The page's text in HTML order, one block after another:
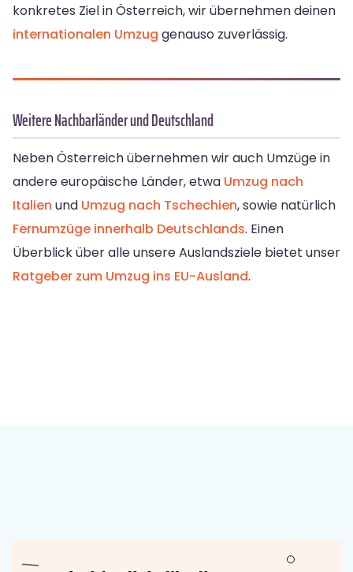
konkretes Ziel in Österreich, wir übernehmen deinen
internationalen Umzug genauso zuverlässig.
Weitere Nachbarländer und Deutschland
Neben Österreich übernehmen wir auch Umzüge in
andere europäische Länder, etwa Umzug nach
Italien und Umzug nach Tschechien, sowie natürlich
Fernumzüge innerhalb Deutschlands. Einen
Überblick über alle unsere Auslandsziele bietet unser
Ratgeber zum Umzug ins EU-Ausland.